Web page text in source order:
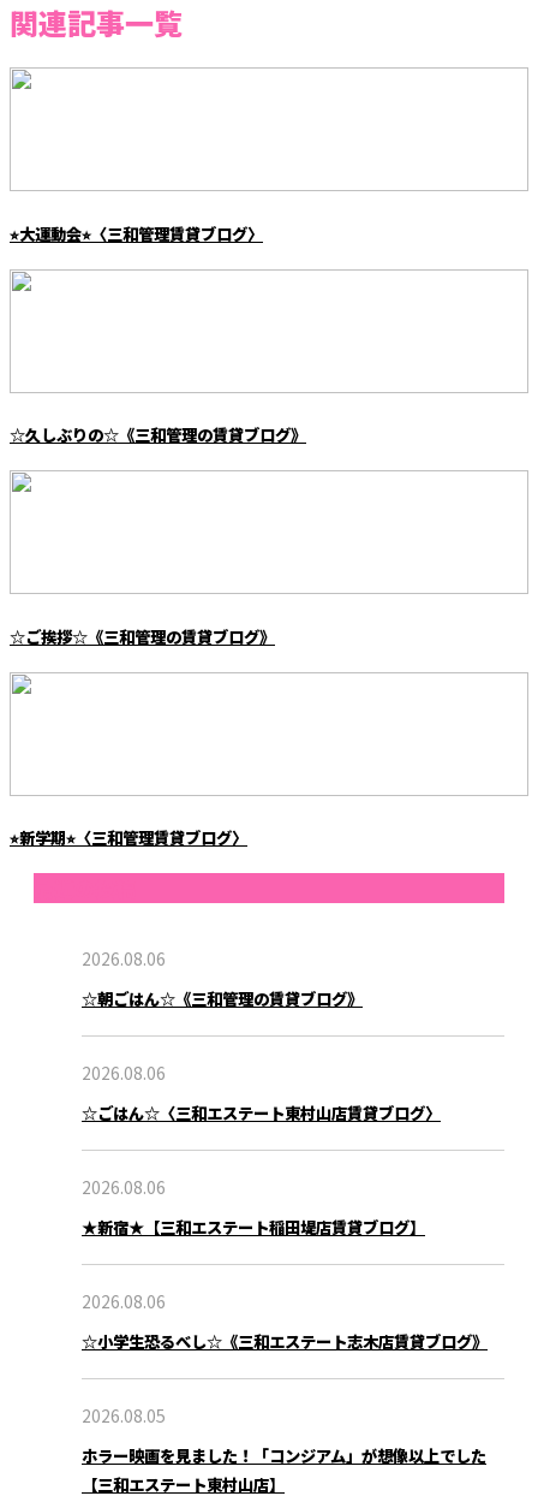
関連記事一覧
⭐︎大運動会⭐︎〈三和管理賃貸ブログ〉
☆久しぶりの☆《三和管理の賃貸ブログ》
☆ご挨拶☆《三和管理の賃貸ブログ》
⭐︎新学期⭐︎〈三和管理賃貸ブログ〉
2026.08.06
☆朝ごはん☆《三和管理の賃貸ブログ》
2026.08.06
☆ごはん☆〈三和エステート東村山店賃貸ブログ〉
2026.08.06
★新宿★【三和エステート稲田堤店賃貸ブログ】
2026.08.06
☆小学生恐るべし☆《三和エステート志木店賃貸ブログ》
2026.08.05
ホラー映画を見ました！「コンジアム」が想像以上でした
【三和エステート東村山店】